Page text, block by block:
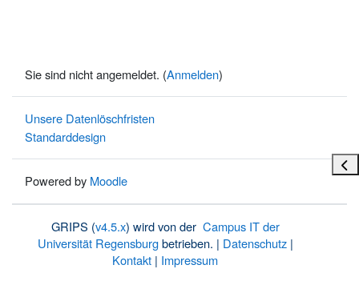
Sie sind nicht angemeldet. (Anmelden)
Unsere Datenlöschfristen
Standarddesign
Powered by Moodle
GRIPS (v4.5.x) wird von der Campus IT der
Universität Regensburgbetrieben. | Datenschutz|
Kontakt | Impressum